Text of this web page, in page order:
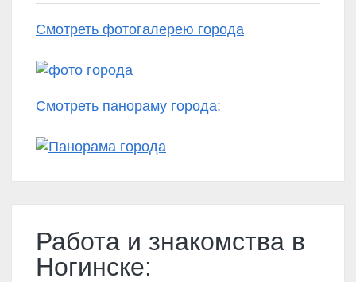
Смотреть фотогалерею города
Смотреть панораму города:
Работа и знакомства в
Ногинске: